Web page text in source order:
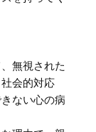
無視された
会的対応
ない心の病